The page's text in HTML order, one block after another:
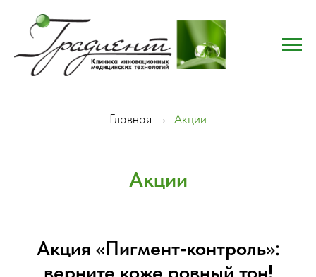
Главная → Акции
Акции
Акция «Пигмент‑контроль»: